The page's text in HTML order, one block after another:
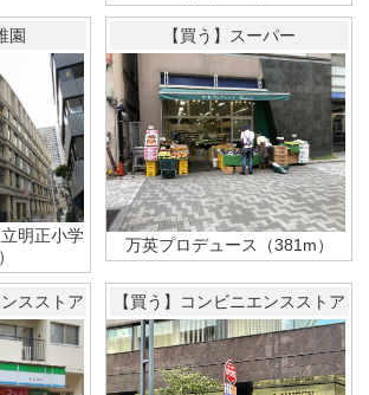
園
明正小学
【買う】スーパー
万英プロデュース（381m）
スストア 【買う】コンビニエンスストア